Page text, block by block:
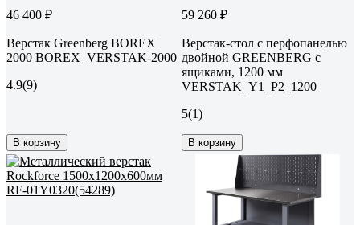
46 400 ₽
Верстак Greenberg BOREX
2000 BOREX_VERSTAK-2000
4.9(9)
В корзину
59 260 ₽
Верстак-стол с перфопанелью
двойной GREENBERG с
ящиками, 1200 мм
VERSTAK_Y1_Р2_1200
5(1)
В корзину